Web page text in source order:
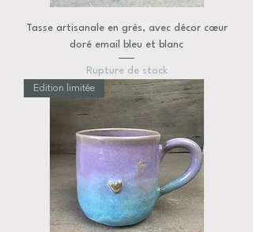
Tasse artisanale en grès, avec décor cœur
doré email bleu et blanc
Rupture de stock
Edition limitée